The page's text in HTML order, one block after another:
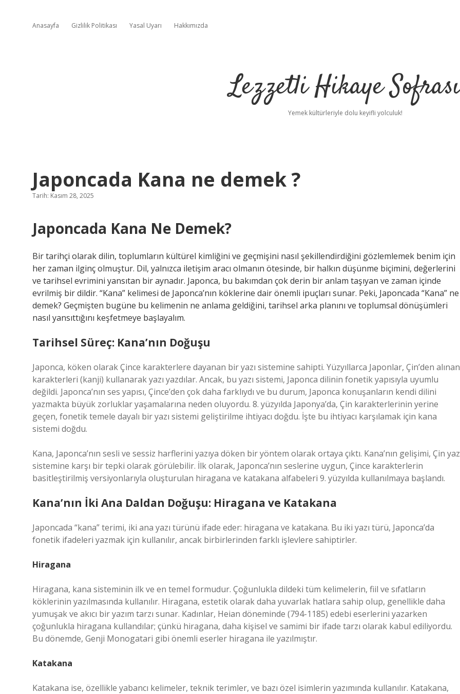
Anasayfa Gizlilik Politikası Yasal Uyarı Hakkımızda
Lezzetli Hikaye Sofrası
Yemek kültürleriyle dolu keyifli yolculuk!
Japoncada Kana ne demek ?
Tarih: Kasım 28, 2025
Japoncada Kana Ne Demek?
Bir tarihçi olarak dilin, toplumların kültürel kimliğini ve geçmişini nasıl şekillendirdiğini gözlemlemek benim için
her zaman ilginç olmuştur. Dil, yalnızca iletişim aracı olmanın ötesinde, bir halkın düşünme biçimini, değerlerini
ve tarihsel evrimini yansıtan bir aynadır. Japonca, bu bakımdan çok derin bir anlam taşıyan ve zaman içinde
evrilmiş bir dildir. “Kana” kelimesi de Japonca’nın köklerine dair önemli ipuçları sunar. Peki, Japoncada “Kana” ne
demek? Geçmişten bugüne bu kelimenin ne anlama geldiğini, tarihsel arka planını ve toplumsal dönüşümleri
nasıl yansıttığını keşfetmeye başlayalım.
Tarihsel Süreç: Kana’nın Doğuşu
Japonca, köken olarak Çince karakterlere dayanan bir yazı sistemine sahipti. Yüzyıllarca Japonlar, Çin’den alınan
karakterleri (kanji) kullanarak yazı yazdılar. Ancak, bu yazı sistemi, Japonca dilinin fonetik yapısıyla uyumlu
değildi. Japonca’nın ses yapısı, Çince’den çok daha farklıydı ve bu durum, Japonca konuşanların kendi dilini
yazmakta büyük zorluklar yaşamalarına neden oluyordu. 8. yüzyılda Japonya’da, Çin karakterlerinin yerine
geçen, fonetik temele dayalı bir yazı sistemi geliştirilme ihtiyacı doğdu. İşte bu ihtiyacı karşılamak için kana
sistemi doğdu.
Kana, Japonca’nın sesli ve sessiz harflerini yazıya döken bir yöntem olarak ortaya çıktı. Kana’nın gelişimi, Çin
sistemine karşı bir tepki olarak görülebilir. İlk olarak, Japonca’nın seslerine uygun, Çince karakterlerin
basitleştirilmiş versiyonlarıyla oluşturulan hiragana ve katakana alfabeleri 9. yüzyılda kullanılmaya başlandı.
Kana’nın İki Ana Daldan Doğuşu: Hiragana ve Katakana
Japoncada “kana” terimi, iki ana yazı türünü ifade eder: hiragana ve katakana. Bu iki yazı türü, Japonca’da
fonetik ifadeleri yazmak için kullanılır, ancak birbirlerinden farklı işlevlere sahiptirler.
Hiragana
Hiragana, kana sisteminin ilk ve en temel formudur. Çoğunlukla dildeki tüm kelimelerin, fiil ve sıfatların
köklerinin yazılmasında kullanılır. Hiragana, estetik olarak daha yuvarlak hatlara sahip olup, genellikle daha
yumuşak ve akıcı bir yazım tarzı sunar. Kadınlar, Heian döneminde (794-1185) edebi eserlerini yazarken
çoğunlukla hiragana kullandılar; çünkü hiragana, daha kişisel ve samimi bir ifade tarzı olarak kabul ediliyordu.
Bu dönemde, Genji Monogatari gibi önemli eserler hiragana ile yazılmıştır.
Katakana
Katakana ise, özellikle yabancı kelimeler, teknik terimler, ve bazı özel isimlerin yazımında kullanılır. Katakana,